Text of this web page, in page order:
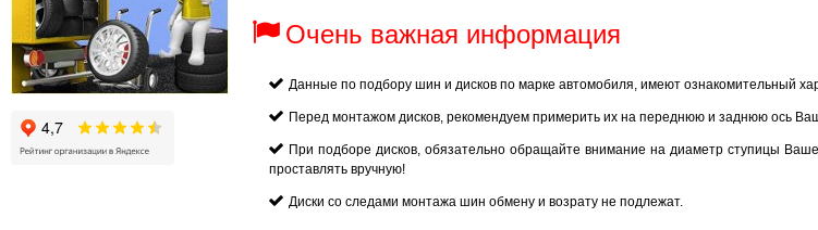
Очень важная информация
Данные по подбору шин и дисков по марке автомобиля, имеют ознакомительный
Перед монтажом дисков, рекомендуем примерить их на переднюю и заднюю ось
При подборе дисков, обязательно обращайте внимание на диаметр ступицы
проставлять вручную!
Диски со следами монтажа шин обмену и возрату не подлежат.